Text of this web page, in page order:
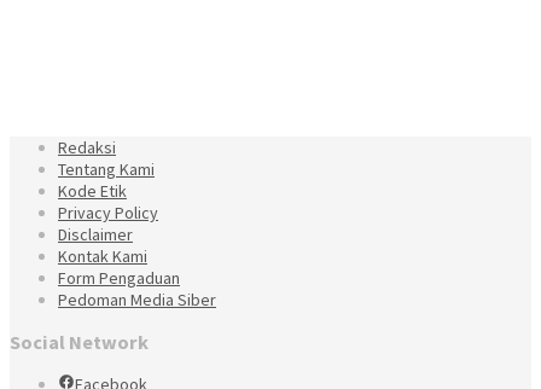
Redaksi
Tentang Kami
Kode Etik
Privacy Policy
Disclaimer
Kontak Kami
Form Pengaduan
Pedoman Media Siber
Social Network
Facebook